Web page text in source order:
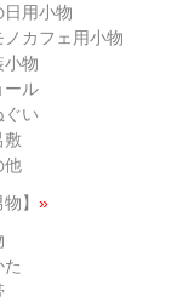
日用小物
ノカフェ用小物
小物
ール
ぐい
敷
他
物】 »
た